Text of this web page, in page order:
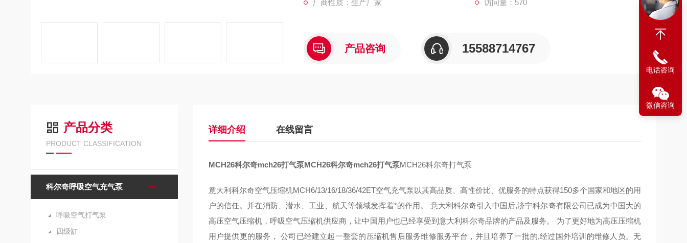
厂商性质：生产厂家 访问量：570
产品咨询 15588714767
产品分类
PRODUCT CLASSIFICATION
科尔奇呼吸空气充气泵
呼吸空气打气泵
四级缸
详细介绍 在线留言
MCH26科尔奇mch26打气泵MCH26科尔奇mch26打气泵MCH26科尔奇打气泵
意大利科尔奇空气压缩机MCH6/13/16/18/36/42ET空气充气泵以其高品质、高性价比、优服务的特点获得150多个国家和地区的用
户的信任。并在消防、潜水、工业、航天等领域发挥着*的作用。 意大利科尔奇引入中国后,济宁科尔奇有限公司已成为中国大的
高压空气压缩机，呼吸空气压缩机供应商，让中国用户也已经享受到意大利科尔奇品牌的产品及服务。 为了更好地为高压压缩机
用户提供更的服务， 公司已经建立起一整套的压缩机售后服务维修服务平台，并且培养了一批的,经过国外培训的维修人员。无
电话咨询
微信咨询